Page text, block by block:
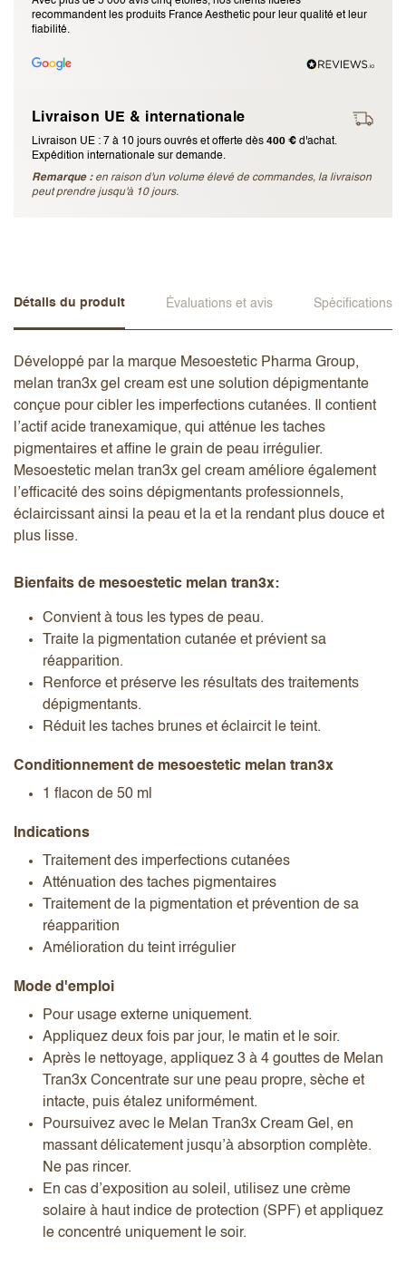
recommandent les produits France Aesthetic pour leur qualité et leur
fiabilité.
Livraison UE & internationale
Livraison UE : 7 à 10 jours ouvrés et offerte dès 400 € d'achat.
Expédition internationale sur demande.
Remarque : en raison d'un volume élevé de commandes, la livraison
peut prendre jusqu'à 10 jours.
Détails du produit Évaluations et avis Spécifications
Développé par la marque Mesoestetic Pharma Group,
melan tran3x gel cream est une solution dépigmentante
conçue pour cibler les imperfections cutanées. Il contient
l’actif acide tranexamique, qui atténue les taches
pigmentaires et affine le grain de peau irrégulier.
Mesoestetic melan tran3x gel cream améliore également
l’efficacité des soins dépigmentants professionnels,
éclaircissant ainsi la peau et la et la rendant plus douce et
plus lisse.
Bienfaits de mesoestetic melan tran3x:
Convient à tous les types de peau.
Traite la pigmentation cutanée et prévient sa
réapparition.
Renforce et préserve les résultats des traitements
dépigmentants.
Réduit les taches brunes et éclaircit le teint.
Conditionnement de mesoestetic melan tran3x
1 flacon de 50 ml
Indications
Traitement des imperfections cutanées
Atténuation des taches pigmentaires
Traitement de la pigmentation et prévention de sa
réapparition
Amélioration du teint irrégulier
Mode d'emploi
Pour usage externe uniquement.
Appliquez deux fois par jour, le matin et le soir.
Après le nettoyage, appliquez 3 à 4 gouttes de Melan
Tran3x Concentrate sur une peau propre, sèche et
intacte, puis étalez uniformément.
Poursuivez avec le Melan Tran3x Cream Gel, en
massant délicatement jusqu’à absorption complète.
Ne pas rincer.
En cas d’exposition au soleil, utilisez une crème
solaire à haut indice de protection (SPF) et appliquez
le concentré uniquement le soir.